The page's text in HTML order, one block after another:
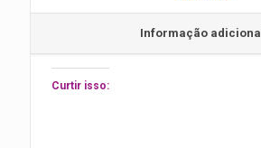
Informação adicional
Curtir isso: